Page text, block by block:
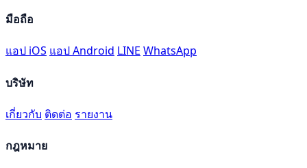
มือถือ
แอป iOS แอป Android LINE WhatsApp
บริษัท
เกี่ยวกับ ติดต่อ รายงาน
กฎหมาย